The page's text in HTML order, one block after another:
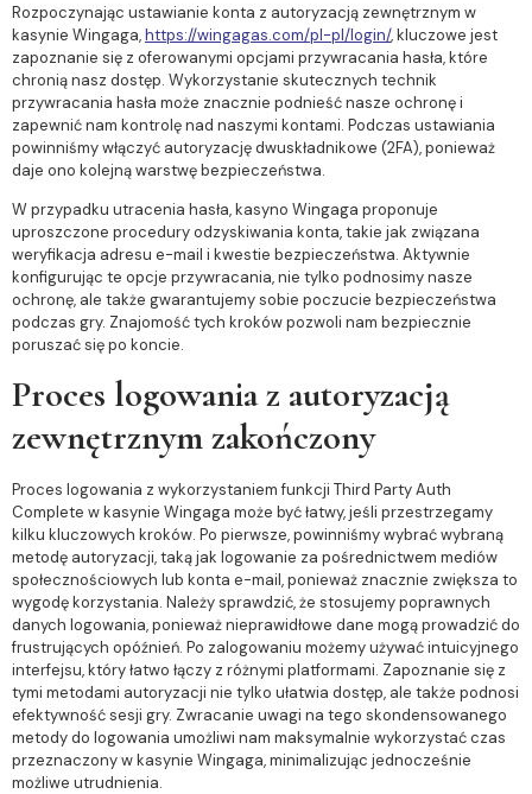
Rozpoczynając ustawianie konta z autoryzacją zewnętrznym w
kasynie Wingaga,https://wingagas.com/pl-pl/login/, kluczowe jest
zapoznanie się z oferowanymi opcjami przywracania hasła, które
chronią nasz dostęp. Wykorzystanie skutecznych technik
przywracania hasła może znacznie podnieść nasze ochronę i
zapewnić nam kontrolę nad naszymi kontami. Podczas ustawiania
powinniśmy włączyć autoryzację dwuskładnikowe (2FA), ponieważ
daje ono kolejną warstwę bezpieczeństwa.
W przypadku utracenia hasła, kasyno Wingaga proponuje
uproszczone procedury odzyskiwania konta, takie jak związana
weryfikacja adresu e-mail i kwestie bezpieczeństwa. Aktywnie
konfigurując te opcje przywracania, nie tylko podnosimy nasze
ochronę, ale także gwarantujemy sobie poczucie bezpieczeństwa
podczas gry. Znajomość tych kroków pozwoli nam bezpiecznie
poruszać się po koncie.
Proces logowania z autoryzacją
zewnętrznym zakończony
Proces logowania z wykorzystaniem funkcji Third Party Auth
Complete w kasynie Wingaga może być łatwy, jeśli przestrzegamy
kilku kluczowych kroków. Po pierwsze, powinniśmy wybrać wybraną
metodę autoryzacji, taką jak logowanie za pośrednictwem mediów
społecznościowych lub konta e-mail, ponieważ znacznie zwiększa to
wygodę korzystania. Należy sprawdzić, że stosujemy poprawnych
danych logowania, ponieważ nieprawidłowe dane mogą prowadzić do
frustrujących opóźnień. Po zalogowaniu możemy używać intuicyjnego
interfejsu, który łatwo łączy z różnymi platformami. Zapoznanie się z
tymi metodami autoryzacji nie tylko ułatwia dostęp, ale także podnosi
efektywność sesji gry. Zwracanie uwagi na tego skondensowanego
metody do logowania umożliwi nam maksymalnie wykorzystać czas
przeznaczony w kasynie Wingaga, minimalizując jednocześnie
możliwe utrudnienia.